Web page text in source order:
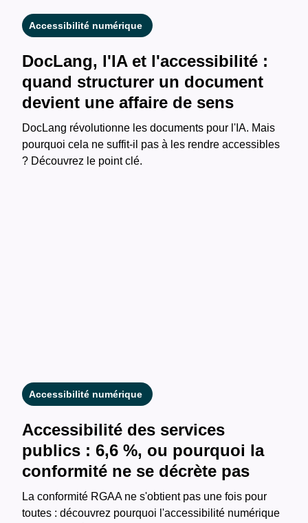
Accessibilité numérique
DocLang, l'IA et l'accessibilité :
quand structurer un document
devient une affaire de sens
DocLang révolutionne les documents pour l'IA. Mais
pourquoi cela ne suffit-il pas à les rendre accessibles
? Découvrez le point clé.
Accessibilité numérique
Accessibilité des services
publics : 6,6 %, ou pourquoi la
conformité ne se décrète pas
La conformité RGAA ne s'obtient pas une fois pour
toutes : découvrez pourquoi l'accessibilité numérique